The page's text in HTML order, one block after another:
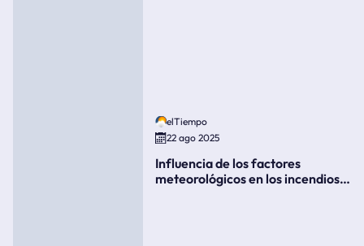
elTiempo
22 ago 2025
Influencia de los factores
meteorológicos en los incendios